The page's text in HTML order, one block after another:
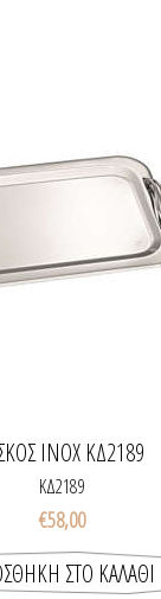
INOX ΚΔ2189
ΚΔ2189
€58,00